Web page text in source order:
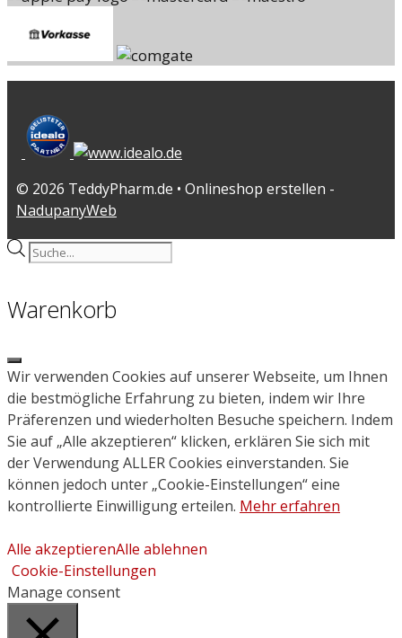
© 2026 TeddyPharm.de • Onlineshop erstellen -
NadupanyWeb
Products
Warenkorb
Close
Wir verwenden Cookies auf unserer Webseite, um Ihnen
die bestmögliche Erfahrung zu bieten, indem wir Ihre
Präferenzen und wiederholten Besuche speichern. Indem
Sie auf „Alle akzeptieren“ klicken, erklären Sie sich mit
der Verwendung ALLER Cookies einverstanden. Sie
können jedoch unter „Cookie-Einstellungen“ eine
kontrollierte Einwilligung erteilen. Mehr erfahren
Alle akzeptierenAlle ablehnen
Cookie-Einstellungen
Manage consent